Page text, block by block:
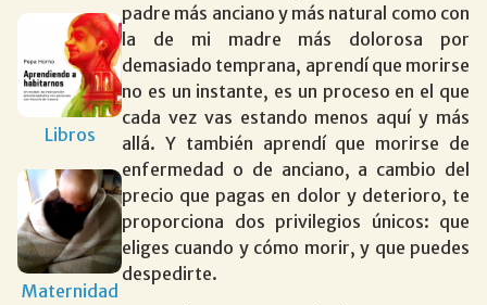
Libros
Maternidad
padre más anciano y más natural como con
la de mi madre más dolorosa por
demasiado temprana, aprendí que morirse
no es un instante, es un proceso en el que
cada vez vas estando menos aquí y más
allá. Y también aprendí que morirse de
enfermedad o de anciano, a cambio del
precio que pagas en dolor y deterioro, te
proporciona dos privilegios únicos: que
eliges cuando y cómo morir, y que puedes
despedirte.